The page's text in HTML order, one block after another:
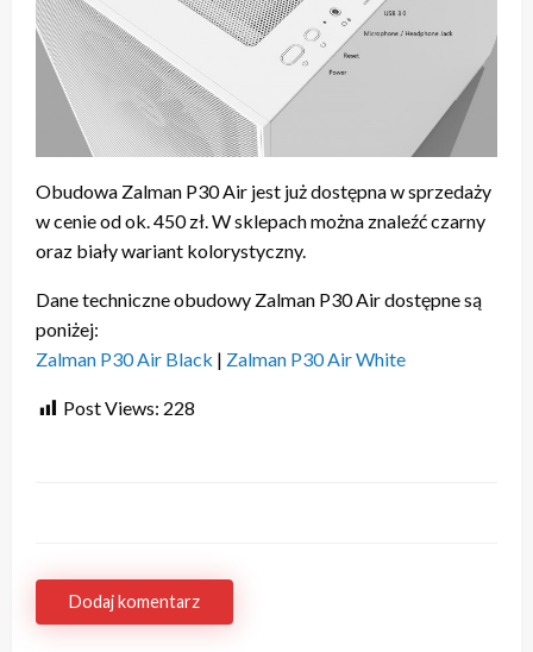
Obudowa Zalman P30 Air jest już dostępna w sprzedaży
w cenie od ok. 450 zł. W sklepach można znaleźć czarny
oraz biały wariant kolorystyczny.
Dane techniczne obudowy Zalman P30 Air dostępne są
poniżej:
Zalman P30 Air Black | Zalman P30 Air White
Post Views: 228
Dodaj komentarz